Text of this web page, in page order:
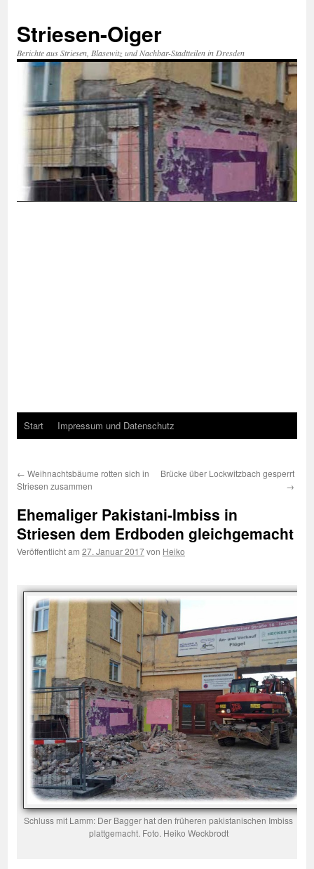
springen
Striesen-Oiger
Berichte aus Striesen, Blasewitz und Nachbar-Stadtteilen in Dresden
Start Impressum und Datenschutz
← Weihnachtsbäume rotten sich in
Striesen zusammen
Brücke über Lockwitzbach gesperrt
→
Ehemaliger Pakistani-Imbiss in
Striesen dem Erdboden gleichgemacht
Veröffentlicht am 27. Januar 2017von Heiko
Schluss mit Lamm: Der Bagger hat den früheren pakistanischen Imbiss
plattgemacht. Foto. Heiko Weckbrodt